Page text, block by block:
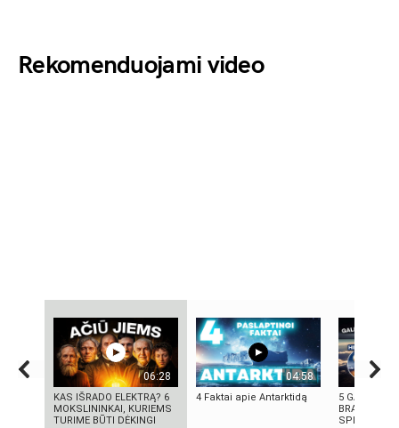
Rekomenduojami video
06:28
KAS IŠRADO ELEKTRĄ? 6
MOKSLININKAI, KURIEMS
TURIME BŪTI DĖKINGI
04:58
4 Faktai apie Antarktidą
5
SPROGIMAI